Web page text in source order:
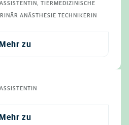
TIERMEDIZINISCHE
ANÄSTHESIE TECHNIKERIN
Mehr zu
Mehr zu